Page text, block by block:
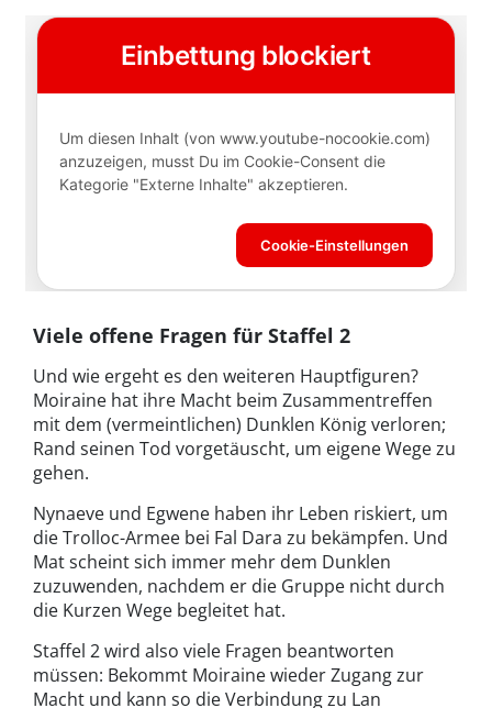
Viele offene Fragen für Staffel 2
Und wie ergeht es den weiteren Hauptfiguren?
Moiraine hat ihre Macht beim Zusammentreffen
mit dem (vermeintlichen) Dunklen König verloren;
Rand seinen Tod vorgetäuscht, um eigene Wege zu
gehen.
Nynaeve und Egwene haben ihr Leben riskiert, um
die Trolloc-Armee bei Fal Dara zu bekämpfen. Und
Mat scheint sich immer mehr dem Dunklen
zuzuwenden, nachdem er die Gruppe nicht durch
die Kurzen Wege begleitet hat.
Staffel 2 wird also viele Fragen beantworten
müssen: Bekommt Moiraine wieder Zugang zur
Macht und kann so die Verbindung zu Lan